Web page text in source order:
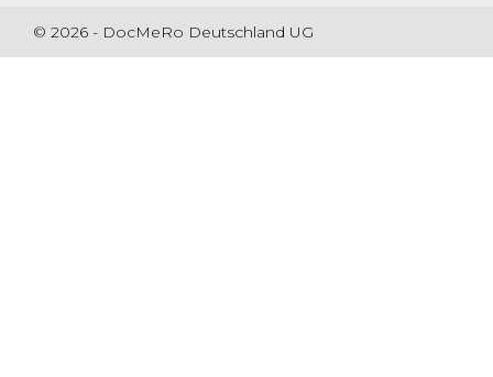
© 2026 - DocMeRo Deutschland UG